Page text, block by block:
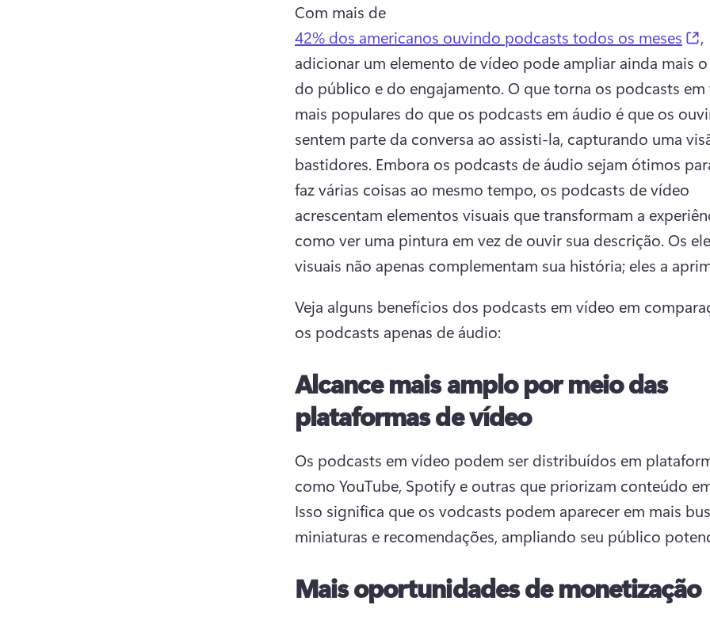
Com mais de
42% dos americanos ouvindo podcasts todos os meses
,
adicionar um elemento de vídeo pode ampliar ainda mais
do público e do engajamento. O que torna os podcasts em
mais populares do que os podcasts em áudio é que os
sentem parte da conversa ao assisti-la, capturando uma
bastidores. Embora os podcasts de áudio sejam ótimos
faz várias coisas ao mesmo tempo, os podcasts de vídeo
acrescentam elementos visuais que transformam a
como ver uma pintura em vez de ouvir sua descrição. Os
visuais não apenas complementam sua história; eles a
Veja alguns benefícios dos podcasts em vídeo em
os podcasts apenas de áudio:
Alcance mais amplo por meio das
plataformas de vídeo
Os podcasts em vídeo podem ser distribuídos em
Isso significa que os vodcasts podem aparecer em mais
miniaturas e recomendações, ampliando seu público
Mais oportunidades de monetização